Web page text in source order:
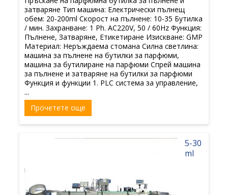
затваряне Тип машина: Електрически пълнещ
обем: 20-200ml Скорост на пълнене: 10-35 Бутилка
/ мин. Захранване: 1 Ph. AC220V, 50 / 60Hz Функция:
Пълнене, Затваряне, Етикетиране Изискване: GMP
Материал: Неръждаема стомана Силна светлина:
машина за пълнене на бутилки за парфюми,
машина за бутилиране на парфюми Спрей машина
за пълнене и затваряне на бутилки за парфюми
Функция и функции 1. PLC система за управление,
...
Прочетете още
5-30
ml